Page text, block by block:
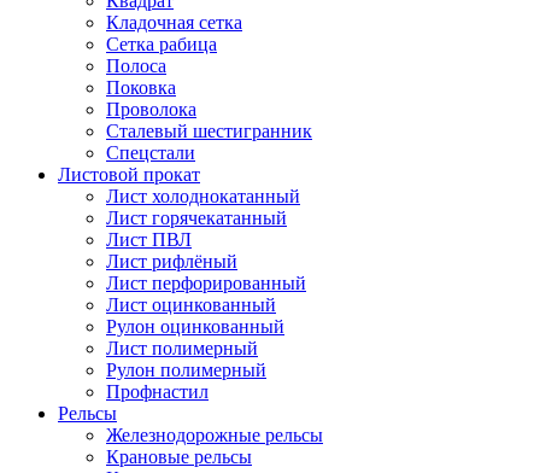
Кладочная сетка
Сетка рабица
Полоса
Поковка
Проволока
Сталевый шестигранник
Спецстали
Листовой прокат
Лист холоднокатанный
Лист горячекатанный
Лист ПВЛ
Лист рифлёный
Лист перфорированный
Лист оцинкованный
Рулон оцинкованный
Лист полимерный
Рулон полимерный
Профнастил
Рельсы
Железнодорожные рельсы
Крановые рельсы